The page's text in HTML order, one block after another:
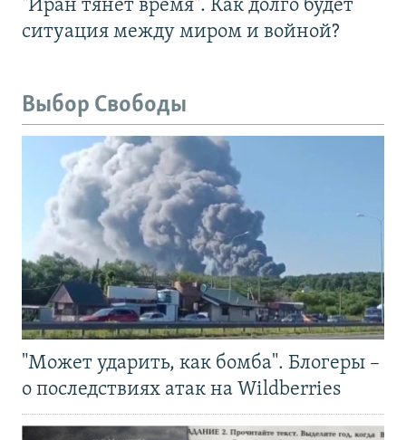
"Иран тянет время". Как долго будет
ситуация между миром и войной?
Выбор Свободы
"Может ударить, как бомба". Блогеры –
о последствиях атак на Wildberries